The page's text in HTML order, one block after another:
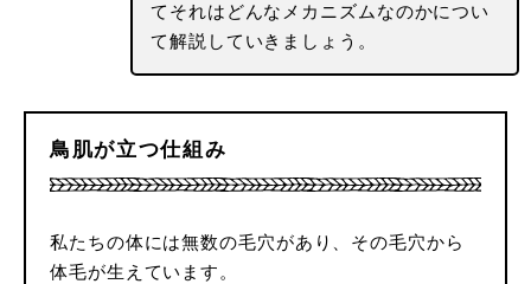
てそれはどんなメカニズムなのかについ
て解説していきましょう。
鳥肌が立つ仕組み
私たちの体には無数の毛穴があり、その毛穴から
体毛が生えています。